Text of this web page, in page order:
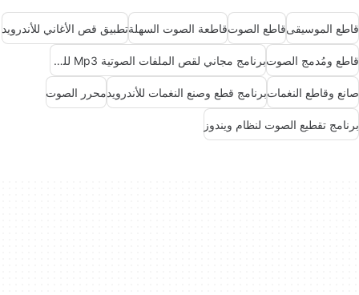
قاطع الموسيقىقاطع الصوتقاطعة الصوت السهلةتطبيق قص الأغاني للأندرويد
قاطع ومُدمج الصوت برنامج مجاني لقص الملفات الصوتية Mp3 للويندوز
صانع وقاطع النغماتبرنامج قطع وصنع النغمات للأندرويدمحرر الصوت
برنامج تقطيع الصوت لنظام ويندوز